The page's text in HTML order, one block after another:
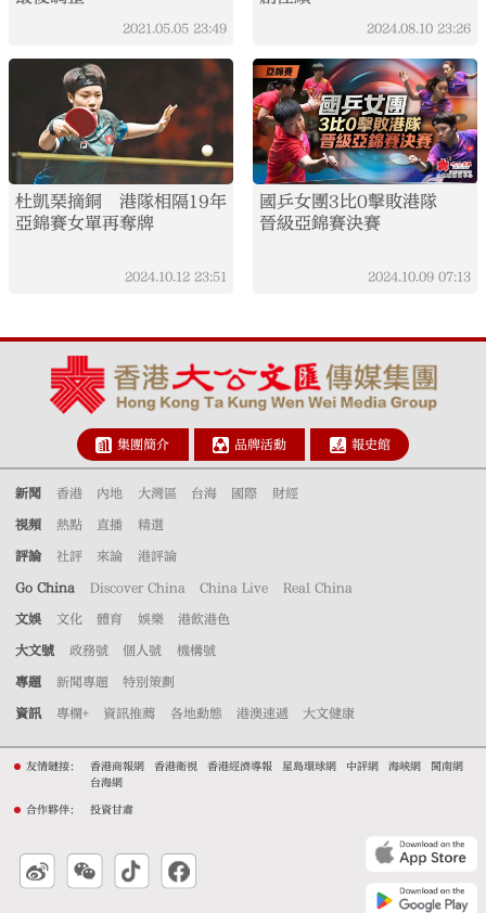
2021.05.05 23:49 2024.08.10 23:26
杜凱琹摘銅 港隊相隔19年
亞錦賽女單再奪牌
2024.10.12 23:51
國乒女團3比0擊敗港隊
晉級亞錦賽決賽
2024.10.09 07:13
集團簡介 品牌活動 報史館
新聞 香港 內地 大灣區 台海 國際 財經
視頻 熱點 直播 精選
評論 社評 來論 港評論
Go China Discover China China Live Real China
文娛 文化 體育 娛樂 港飲港色
大文號 政務號 個人號 機構號
專題 新聞專題 特別策劃
資訊 專欄+ 資訊推薦 各地動態 港澳速遞 大文健康
友情鏈接： 香港商報網 香港衛視 香港經濟導報 星島環球網 中評網 海峽網
閩南網
台海網
合作夥伴： 投資甘肅